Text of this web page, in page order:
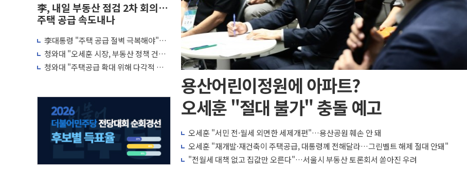
李, 내일 부동산 점검 2차 회의…
주택 공급 속도내나
李대통령 "주택 공급 절벽 극복해야"…
귀국 직후 7시간 부동산·증시 점검회의
청와대 "오세훈 시장, 부동산 정책 건의
서 받아 면밀 검토 예정"
청와대 "주택공급 확대 위해 다각적 검토
용산어린이정원에 아파트?
오세훈 "절대 불가" 충돌 예고
오세훈 "서민 전·월세 외면한 세제개편"…용산공원 훼손 안 돼
오세훈 "재개발·재건축이 주택공급, 대통령께 전해달라…그린벨트 해제 절대 안돼"
"전월세 대책 없고 집값만 오른다"…서울시 부동산 토론회서 쏟아진 우려